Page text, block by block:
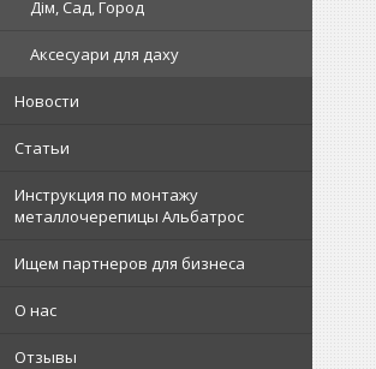
Дім, Сад, Город
Аксесуари для даху
Новости
Статьи
Инструкция по монтажу
металлочерепицы Альбатрос
Ищем партнеров для бизнеса
О нас
Отзывы